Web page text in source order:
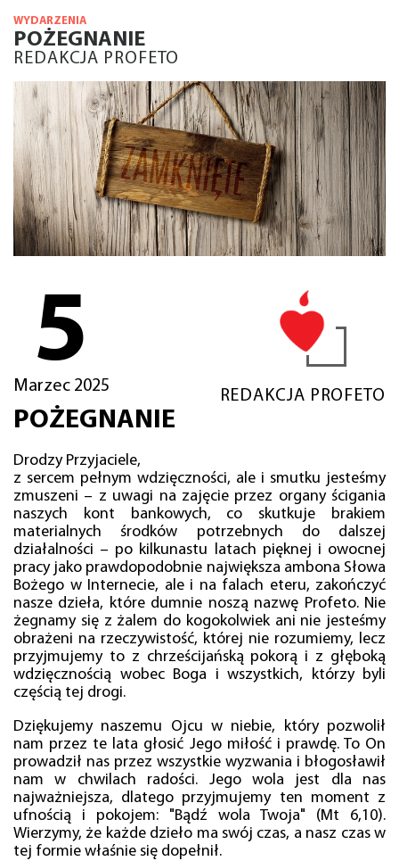
WYDARZENIA
POŻEGNANIE
REDAKCJA PROFETO
5
Marzec 2025
REDAKCJA PROFETO
POŻEGNANIE
Drodzy Przyjaciele,
z sercem pełnym wdzięczności, ale i smutku jesteśmy
zmuszeni – z uwagi na zajęcie przez organy ścigania
naszych kont bankowych, co skutkuje brakiem
materialnych środków potrzebnych do dalszej
działalności – po kilkunastu latach pięknej i owocnej
pracy jako prawdopodobnie największa ambona Słowa
Bożego w Internecie, ale i na falach eteru, zakończyć
nasze dzieła, które dumnie noszą nazwę Profeto. Nie
żegnamy się z żalem do kogokolwiek ani nie jesteśmy
obrażeni na rzeczywistość, której nie rozumiemy, lecz
przyjmujemy to z chrześcijańską pokorą i z głęboką
wdzięcznością wobec Boga i wszystkich, którzy byli
częścią tej drogi.
Dziękujemy naszemu Ojcu w niebie, który pozwolił
nam przez te lata głosić Jego miłość i prawdę. To On
prowadził nas przez wszystkie wyzwania i błogosławił
nam w chwilach radości. Jego wola jest dla nas
najważniejsza, dlatego przyjmujemy ten moment z
ufnością i pokojem: "Bądź wola Twoja" (Mt 6,10).
Wierzymy, że każde dzieło ma swój czas, a nasz czas w
tej formie właśnie się dopełnił.